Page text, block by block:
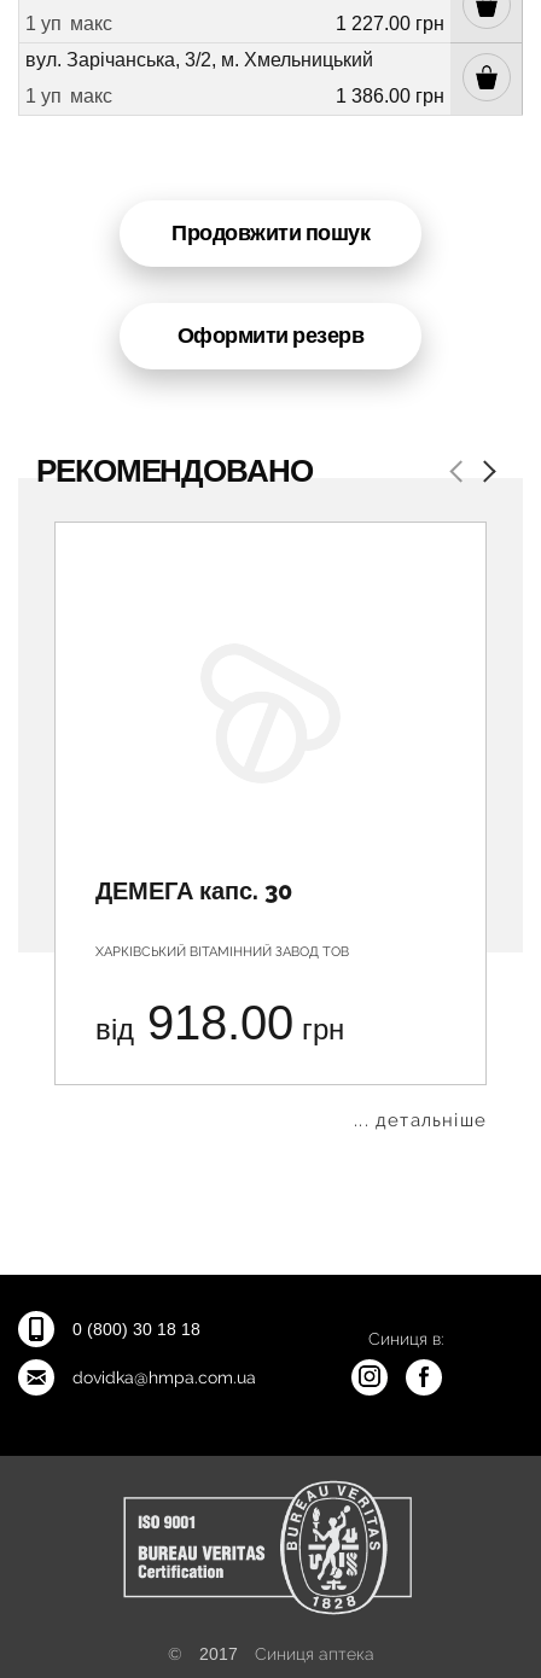
1 уп макс
1 227.00 грн
вул. Зарічанська, 3/2, м. Хмельницький
1 уп макс 1 386.00 грн
Продовжити пошук
Оформити резерв
РЕКОМЕНДОВАНО Previous
ДЕМЕГА капс. 30
ХАРКІВСЬКИЙ ВІТАМІННИЙ ЗАВОД ТОВ
від 918.00 грн
... детальніше
Next
0 (800) 30 18 18
dovidka@hmpa.com.ua
Синиця в:
© 2017 Синиця аптека